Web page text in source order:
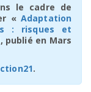
le cadre de
« Adaptation
: risques et
publié en Mars
.